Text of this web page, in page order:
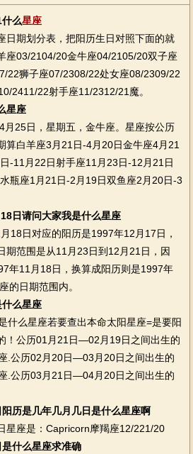
么星座
期划分表，把阳历生日对照下面的就
座03/2104/20金牛座04/2105/20双子座
22狮子座07/2308/22处女座08/2309/22
2411/22射手座11/2312/21魔。
星座
25日，星期五，金牛座。星座按公历
算白羊座3月21日-4月20日金牛座4月21
-11月22日射手座11月23日-12月21日
瓶座1月21日-2月19日双鱼座2月20日-3
日请问大家我是什么星座
日对应的阳历是1997年12月17日，
期范围是从11月23日到12月21日，因
年11月18日，换算成阳历则是1997年
的日期范围内。
么星座
么星座若要查出本命太阳星座=是要阳
！公历01月21日—02月19日之间出生的
.公历02月20日—03月20日之间出生的
.公历03月21日—04月20日之间出生的
历是几年几月几日是什么星座啊
座是：Capricorn摩羯座12/221/20
什么星座求准确